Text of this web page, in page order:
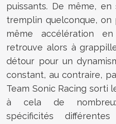
puissants. De même,
tremplin quelconque, on
même accélération
retrouve alors à
détour pour un
constant, au contraire,
Team Sonic Racing sorti
à cela de
spécificités